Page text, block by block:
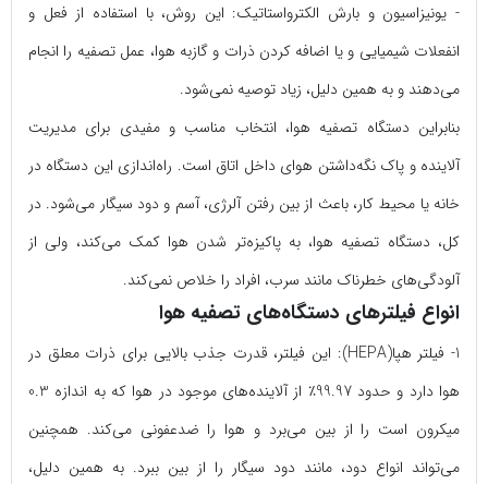
- یونیزاسیون و بارش الکترواستاتیک: این روش‌، با استفاده از فعل و
انفعلات شیمیایی و یا اضافه کردن ذرات و گازبه هوا، عمل تصفیه را انجام
می‌دهند و به همین دلیل، زیاد توصیه نمی‌شود.
بنابراین دستگاه تصفیه هوا، انتخاب مناسب و مفیدی برای مدیریت
آلاینده و پاک نگه‌داشتن هوای داخل اتاق است. راه‌اندازی این دستگاه در
خانه یا محیط کار، باعث از بین رفتن آلرژی، آسم و دود سیگار می‌شود. در
کل، دستگاه تصفیه هوا، به پاکیزه‌تر شدن هوا کمک می‌کند، ولی از
آلودگی‌های خطرناک مانند سرب، افراد را خلاص نمی‌کند.
انواع فیلترهای دستگاه‌های تصفیه هوا
1- فیلتر هپا(HEPA):
این فیلتر، قدرت جذب بالایی برای ذرات معلق در
هوا دارد و حدود99.97٪ از آلاینده‌های موجود در هوا که به اندازه 0.3
میکرون است را از بین می‌برد و هوا را ضد‌عفونی می‌کند. همچنین
می‌تواند انواع دود، مانند دود سیگار را از بین ببرد. به همین دلیل،